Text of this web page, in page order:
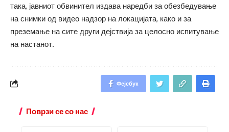
така, јавниот обвинител издава наредби за обезбедување
на снимки од видео надзор на локацијата, како и за
преземање на сите други дејствија за целосно испитување
на настанот.
Фејсбук
Поврзи се со нас